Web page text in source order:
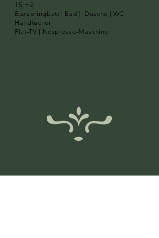
15 m2
Boxspringbett | Bad | Dusche | WC |
Handtücher
Flat-TV | Nespresso-Maschine